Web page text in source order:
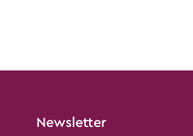
Newsletter